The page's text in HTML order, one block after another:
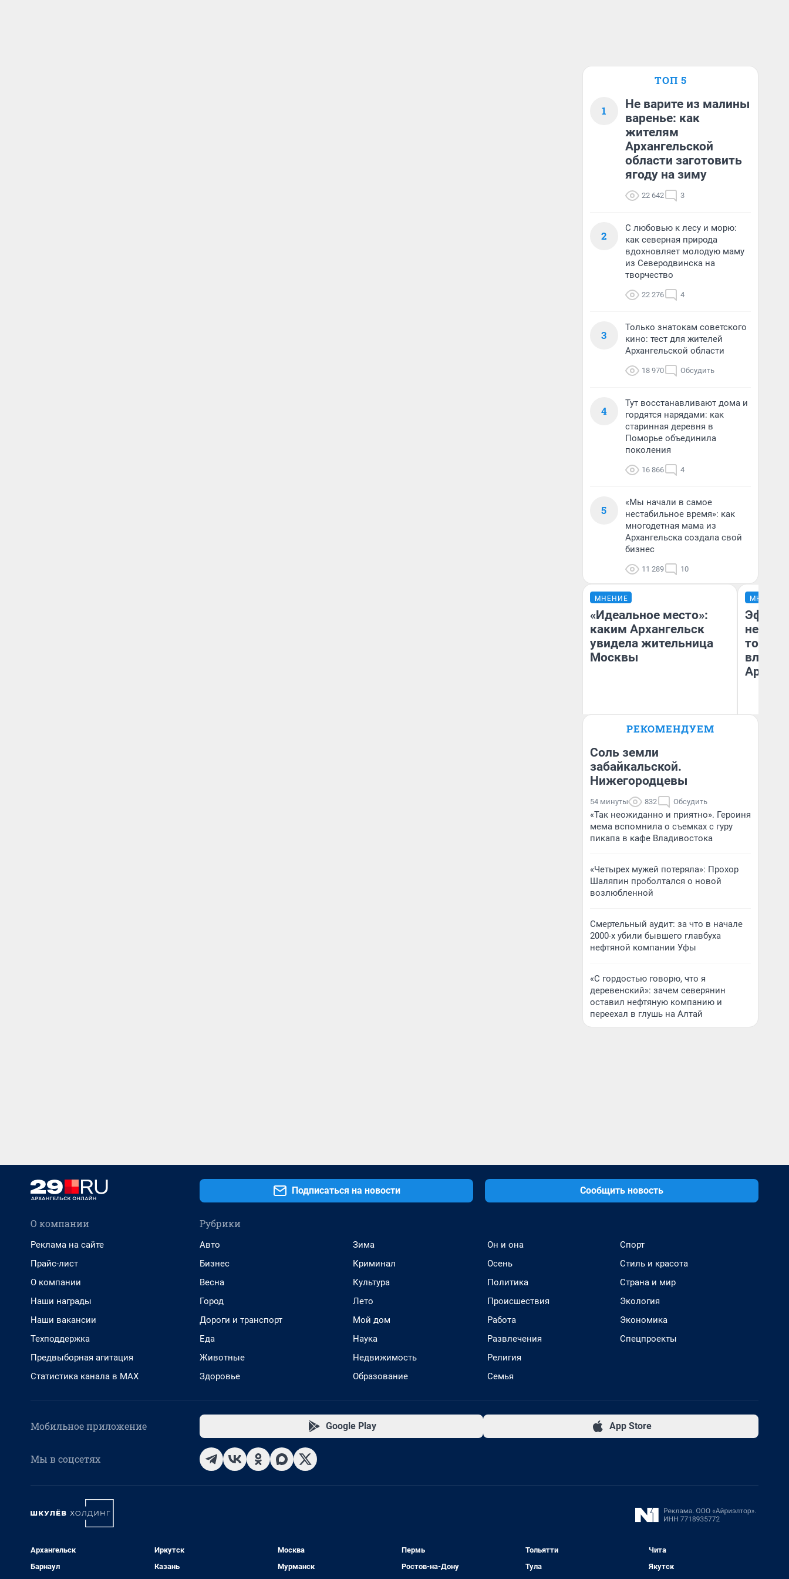
ТОП 5
1
Не варите из малины
варенье: как
жителям
Архангельской
области заготовить
ягоду на зиму
22 642 3
2
С любовью к лесу и морю:
как северная природа
вдохновляет молодую маму
из Северодвинска на
творчество
22 276 4
3
Только знатокам советского
кино: тест для жителей
Архангельской области
18 970 Обсудить
4
Тут восстанавливают дома и
гордятся нарядами: как
старинная деревня в
Поморье объединила
поколения
16 866 4
5
«Мы начали в самое
нестабильное время»: как
многодетная мама из
Архангельска создала свой
бизнес
11 289 10
МНЕНИЕ
«Идеальное место»:
каким Архангельск
увидела жительница
Москвы
Ксения Подобедова
МНЕНИЕ
не
РЕКОМЕНДУЕМ
Соль земли
забайкальской.
Нижегородцевы
54 минуты 832 Обсудить
«Так неожиданно и приятно». Героиня
мема вспомнила о съемках с гуру
пикапа в кафе Владивостока
«Четырех мужей потеряла»: Прохор
Шаляпин проболтался о новой
возлюбленной
Смертельный аудит: за что в начале
2000-х убили бывшего главбуха
нефтяной компании Уфы
«С гордостью говорю, что я
деревенский»: зачем северянин
оставил нефтяную компанию и
переехал в глушь на Алтай
Подписаться на новости Сообщить новость
О компании
Реклама на сайте
Прайс-лист
О компании
Наши награды
Наши вакансии
Техподдержка
Предвыборная агитация
Статистика канала в MAX
Рубрики
Авто
Бизнес
Весна
Город
Дороги и транспорт
Еда
Животные
Здоровье
Зима
Криминал
Культура
Лето
Мой дом
Наука
Недвижимость
Образование
Он и она
Осень
Политика
Происшествия
Работа
Развлечения
Религия
Семья
Спорт
Стиль и красота
Страна и мир
Экология
Экономика
Спецпроекты
Мобильное приложение Google Play App Store
Мы в соцсетях
Архангельск
Барнаул
Иркутск
Казань
Москва
Мурманск
Пермь
Ростов-на-Дону
Тольятти
Тула
Чита
Якутск